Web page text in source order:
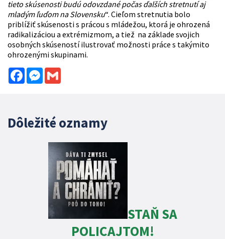
tieto skúsenosti budú odovzdané počas ďalších stretnutí aj
mladým ľuďom na Slovensku“. Cieľom stretnutia bolo
priblížiť skúsenosti s prácou s mládežou, ktorá je ohrozená
radikalizáciou a extrémizmom, a tiež na základe svojich
osobných skúseností ilustrovať možnosti práce s takýmito
ohrozenými skupinami.
FacebookMessenger
Dôležité oznamy
STAŇ SA
POLICAJTOM!